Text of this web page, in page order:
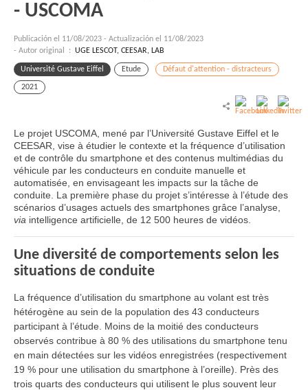
- USCOMA
Publicación el 11/08/2023 - Actualización el 11/08/2023
- Autor original : UGE LESCOT, CEESAR, LAB
Université Gustave Eiffel Etude Défaut d'attention - distracteurs
2021
Le projet USCOMA, mené par l’Université Gustave Eiffel et le
CEESAR, vise à étudier le contexte et la fréquence d’utilisation
et de contrôle du smartphone et des contenus multimédias du
véhicule par les conducteurs en conduite manuelle et
automatisée, en envisageant les impacts sur la tâche de
conduite. La première phase du projet s’intéresse à l’étude des
scénarios d’usages actuels des smartphones grâce l’analyse,
via intelligence artificielle, de 12 500 heures de vidéos.
Une diversité de comportements selon les
situations de conduite
La fréquence d’utilisation du smartphone au volant est très
hétérogène au sein de la population des 43 conducteurs
participant à l’étude. Moins de la moitié des conducteurs
observés contribue à 80 % des utilisations du smartphone tenu
en main détectées sur les vidéos enregistrées (respectivement
19 % pour une utilisation du smartphone à l’oreille). Près des
trois quarts des conducteurs qui utilisent le plus souvent leur